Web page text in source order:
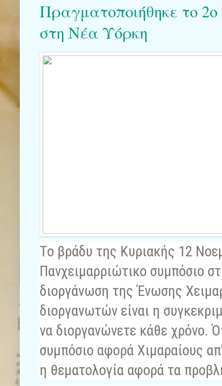
Πραγματοποιήθηκε το
στη Νέα Υόρκη
Tο βράδυ της Κυριακής 12
Πανχειμαρριώτικο συμπόσιο
διοργάνωση της Ένωσης
διοργανωτών είναι η
να διοργανώνετε κάθε χρόνο.
συμπόσιο αφορά Χιμαραίους
η θεματολογία αφορά τα